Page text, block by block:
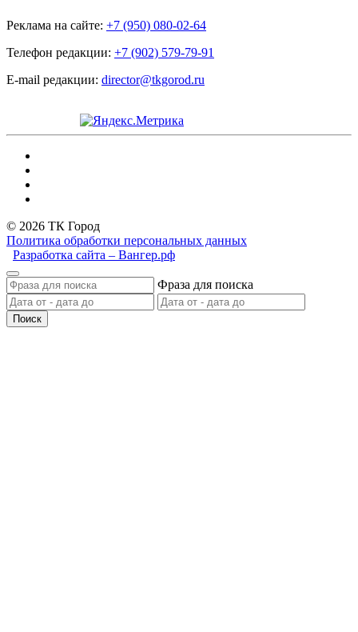
Реклама на сайте: +7 (950) 080-02-64
Телефон редакции: +7 (902) 579-79-91
E-mail редакции: director@tkgorod.ru
© 2026 ТК Город
Политика обработки персональных данных
Разработка сайта – Вангер.рф
Фраза для поиска
Поиск